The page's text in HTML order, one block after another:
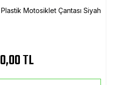
Motosiklet Çantası Siyah
TL